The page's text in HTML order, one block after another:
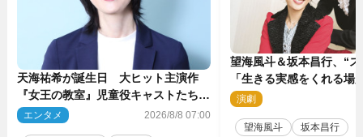
天海祐希が誕生日 大ヒット主演作
『女王の教室』児童役キャストたちの
現在
エンタメ 2026/8/8 07:00
望海風斗＆坂本昌行、“
「生きる実感をくれる
を走り続ける原動力を語
演劇
望海風斗 坂本昌行